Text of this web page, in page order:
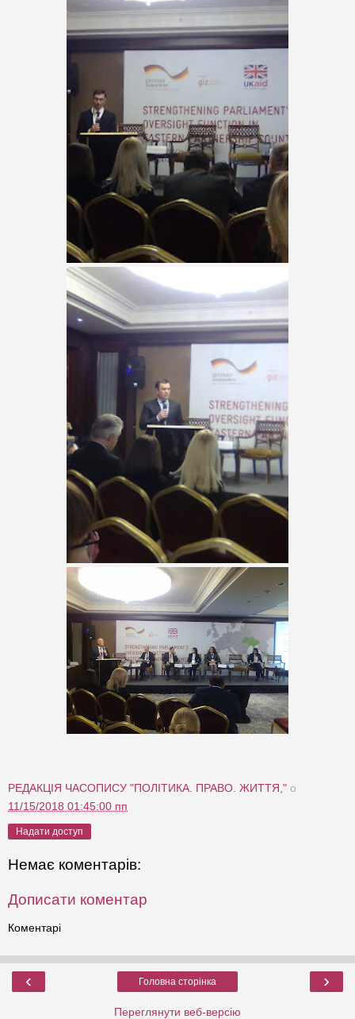
РЕДАКЦІЯ ЧАСОПИСУ "ПОЛІТИКА. ПРАВО. ЖИТТЯ," о
11/15/2018 01:45:00 пп
Надати доступ
Немає коментарів:
Дописати коментар
Коментарі
‹ ›
Головна сторінка
Переглянути веб-версію